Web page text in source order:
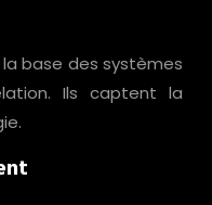
base des systèmes
Ils captent la